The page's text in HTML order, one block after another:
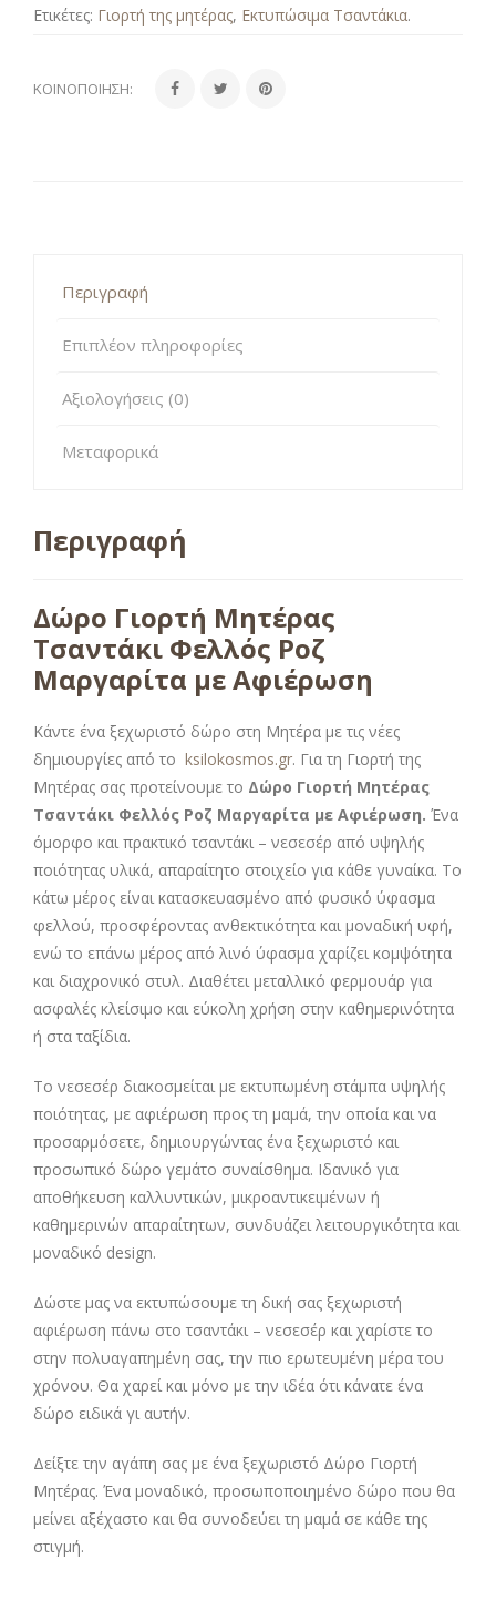
Ετικέτες: Γιορτή της μητέρας, Εκτυπώσιμα Τσαντάκια.
ΚΟΙΝΟΠΟΊΗΣΗ:
Περιγραφή
Επιπλέον πληροφορίες
Αξιολογήσεις (0)
Μεταφορικά
Περιγραφή
Δώρο Γιορτή Μητέρας
Τσαντάκι Φελλός Ροζ
Μαργαρίτα με Αφιέρωση
Κάντε ένα ξεχωριστό δώρο στη Μητέρα με τις νέες
δημιουργίες από το ksilokosmos.gr. Για τη Γιορτή της
Μητέρας σας προτείνουμε το Δώρο Γιορτή Μητέρας
Τσαντάκι Φελλός Ροζ Μαργαρίτα με Αφιέρωση. Ένα
όμορφο και πρακτικό τσαντάκι – νεσεσέρ από υψηλής
ποιότητας υλικά, απαραίτητο στοιχείο για κάθε γυναίκα. Το
κάτω μέρος είναι κατασκευασμένο από φυσικό ύφασμα
φελλού, προσφέροντας ανθεκτικότητα και μοναδική υφή,
ενώ το επάνω μέρος από λινό ύφασμα χαρίζει κομψότητα
και διαχρονικό στυλ. Διαθέτει μεταλλικό φερμουάρ για
ασφαλές κλείσιμο και εύκολη χρήση στην καθημερινότητα
ή στα ταξίδια.
Το νεσεσέρ διακοσμείται με εκτυπωμένη στάμπα υψηλής
ποιότητας, με αφιέρωση προς τη μαμά, την οποία και να
προσαρμόσετε, δημιουργώντας ένα ξεχωριστό και
προσωπικό δώρο γεμάτο συναίσθημα. Ιδανικό για
αποθήκευση καλλυντικών, μικροαντικειμένων ή
καθημερινών απαραίτητων, συνδυάζει λειτουργικότητα και
μοναδικό design.
Δώστε μας να εκτυπώσουμε τη δική σας ξεχωριστή
αφιέρωση πάνω στο τσαντάκι – νεσεσέρ και χαρίστε το
στην πολυαγαπημένη σας, την πιο ερωτευμένη μέρα του
χρόνου. Θα χαρεί και μόνο με την ιδέα ότι κάνατε ένα
δώρο ειδικά γι αυτήν.
Δείξτε την αγάπη σας με ένα ξεχωριστό Δώρο Γιορτή
Μητέρας. Ένα μοναδικό, προσωποποιημένο δώρο που θα
μείνει αξέχαστο και θα συνοδεύει τη μαμά σε κάθε της
στιγμή.